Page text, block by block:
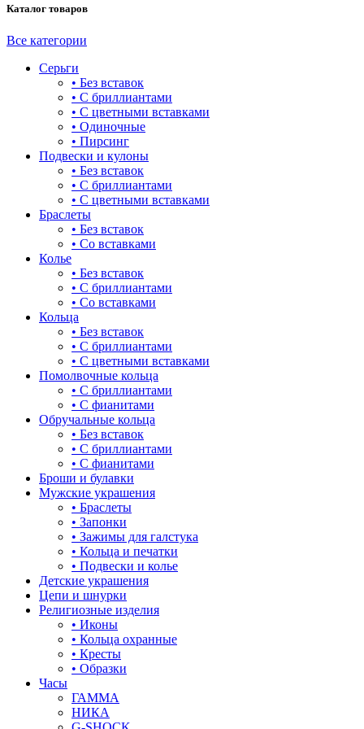
24
Каталог товаров
Все категории
Серьги
• Без вставок
• С бриллиантами
• С цветными вставками
• Одиночные
• Пирсинг
Подвески и кулоны
• Без вставок
• С бриллиантами
• С цветными вставками
Браслеты
• Без вставок
• Со вставками
Колье
• Без вставок
• С бриллиантами
• Со вставками
Кольца
• Без вставок
• С бриллиантами
• С цветными вставками
Помолвочные кольца
• С бриллиантами
• С фианитами
Обручальные кольца
• Без вставок
• С бриллиантами
• С фианитами
Броши и булавки
Мужские украшения
• Браслеты
• Запонки
• Зажимы для галстука
• Кольца и печатки
• Подвески и колье
Детские украшения
Цепи и шнурки
Религиозные изделия
• Иконы
• Кольца охранные
• Кресты
• Образки
Часы
ГАММА
НИКА